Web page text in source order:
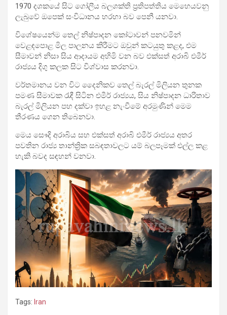
1970 දශකයේ සිට ගෝලීය බලශක්ති ප්‍රතිපත්තිය මෙහෙයවනු
ලැබුවේ ඔපෙක් සංවිධානය හරහා බව පෙනී යනවා.
විශේෂයෙන්ම තෙල් නිෂ්පාදන කෝටාවන් පනවමින්
වෙළඳපොළ මිල පාලනය කිරීමට ඔවුන් කටයුතු කළද, එම
සීමාවන් නිසා සිය ආදායම අහිමි වන බව එක්සත් අරාබි එමීර්
රාජ්‍යය දිගු කලක සිට විශ්වාස කරනවා.
වර්තමානය වන විට දෛනිකව තෙල් බැරල් මිලියන තුනක
පමණ සීමාවක රැඳී සිටින එමීර් රාජ්‍යය, සිය නිෂ්පාදන ධාරිතාව
බැරල් මිලියන පහ දක්වා ඉහළ නැංවීමේ අරමුණින් මෙම
තීරණය ගෙන තිබෙනවා.
මෙය සෞදි අරාබිය සහ එක්සත් අරාබි එමීර් රාජ්‍යය අතර
පවතින රාජ්‍ය තාන්ත්‍රික සබඳතාවලට යම් බලපෑමක් එල්ල කළ
හැකි බවද සඳහන් වනවා.
Tags: Iran